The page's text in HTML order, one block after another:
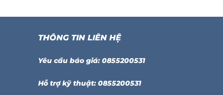
THÔNG TIN LIÊN HỆ
Yêu cầu báo giá: 0855200531
Hỗ trợ kỹ thuật: 0855200531